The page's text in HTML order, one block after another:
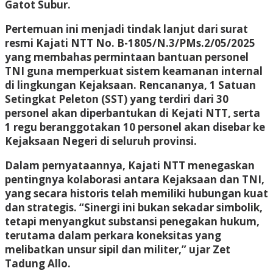
Gatot Subur.
Pertemuan ini menjadi tindak lanjut dari surat
resmi Kajati NTT No. B-1805/N.3/PMs.2/05/2025
yang membahas permintaan bantuan personel
TNI guna memperkuat sistem keamanan internal
di lingkungan Kejaksaan. Rencananya, 1 Satuan
Setingkat Peleton (SST) yang terdiri dari 30
personel akan diperbantukan di Kejati NTT, serta
1 regu beranggotakan 10 personel akan disebar ke
Kejaksaan Negeri di seluruh provinsi.
Dalam pernyataannya, Kajati NTT menegaskan
pentingnya kolaborasi antara Kejaksaan dan TNI,
yang secara historis telah memiliki hubungan kuat
dan strategis. “Sinergi ini bukan sekadar simbolik,
tetapi menyangkut substansi penegakan hukum,
terutama dalam perkara koneksitas yang
melibatkan unsur sipil dan militer,” ujar Zet
Tadung Allo.